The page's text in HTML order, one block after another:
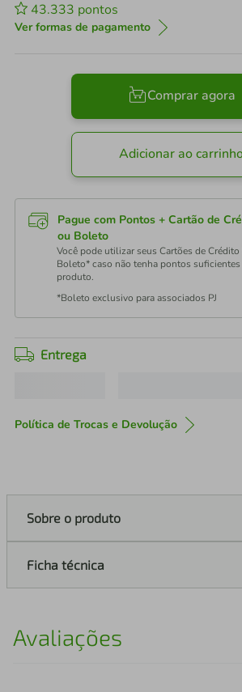
43.333 pontos
Ver formas de pagamento
Comprar agora
Adicionar ao
Pague com Pontos + Cartão de
ou Boleto
Você pode utilizar seus Cartões de Crédito
Boleto* caso não tenha pontos suficientes
produto.
*Boleto exclusivo para associados PJ
Entrega
Política de Trocas e Devolução
Sobre o produto
Ficha técnica
Avaliações